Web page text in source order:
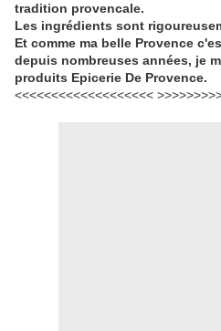
tradition provencale.
Les ingrédients sont
Et comme ma belle Provence
depuis nombreuses années, je
produits Epicerie De Provence.
<<<<<<<<<<<<<<<<<<<